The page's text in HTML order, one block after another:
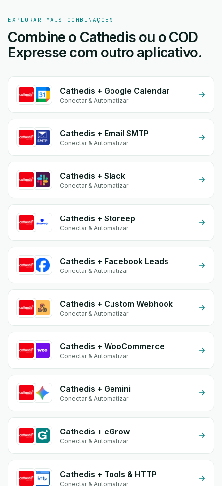
EXPLORAR MAIS COMBINAÇÕES
Combine o Cathedis ou o COD
Expresse com outro aplicativo.
Cathedis + Google Calendar
Conectar & Automatizar
Cathedis + Email SMTP
Conectar & Automatizar
Cathedis + Slack
Conectar & Automatizar
Cathedis + Storeep
Conectar & Automatizar
Cathedis + Facebook Leads
Conectar & Automatizar
Cathedis + Custom Webhook
Conectar & Automatizar
Cathedis + WooCommerce
Conectar & Automatizar
Cathedis + Gemini
Conectar & Automatizar
Cathedis + eGrow
Conectar & Automatizar
Cathedis + Tools & HTTP
Conectar & Automatizar